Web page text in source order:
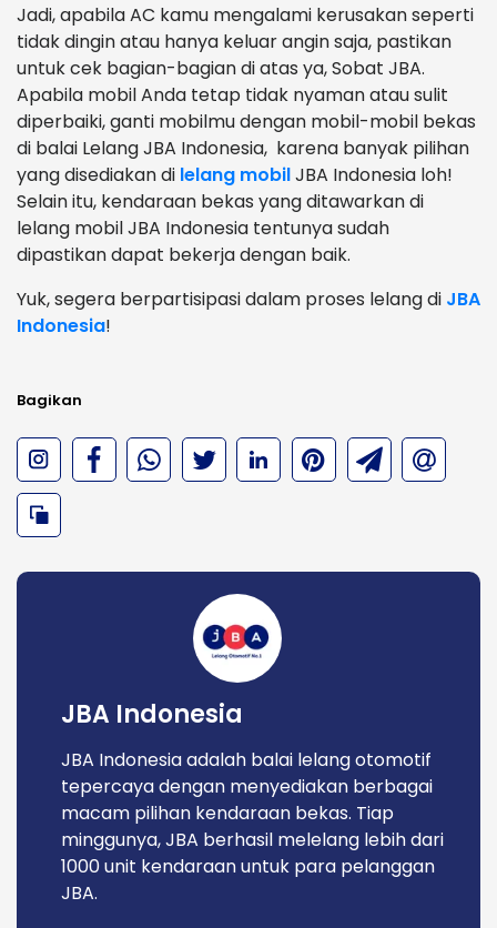
Jadi, apabila AC kamu mengalami kerusakan seperti
tidak dingin atau hanya keluar angin saja, pastikan
untuk cek bagian-bagian di atas ya, Sobat JBA.
Apabila mobil Anda tetap tidak nyaman atau sulit
diperbaiki, ganti mobilmu dengan mobil-mobil bekas
di balai Lelang JBA Indonesia, karena banyak pilihan
yang disediakan di lelang mobilJBA Indonesia loh!
Selain itu, kendaraan bekas yang ditawarkan di
lelang mobil JBA Indonesia tentunya sudah
dipastikan dapat bekerja dengan baik.
Yuk, segera berpartisipasi dalam proses lelang di JBA
Indonesia!
Bagikan
JBA Indonesia
JBA Indonesia adalah balai lelang otomotif
tepercaya dengan menyediakan berbagai
macam pilihan kendaraan bekas. Tiap
minggunya, JBA berhasil melelang lebih dari
1000 unit kendaraan untuk para pelanggan
JBA.